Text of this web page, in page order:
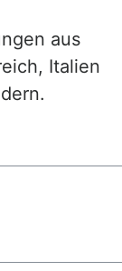
aus
Italien